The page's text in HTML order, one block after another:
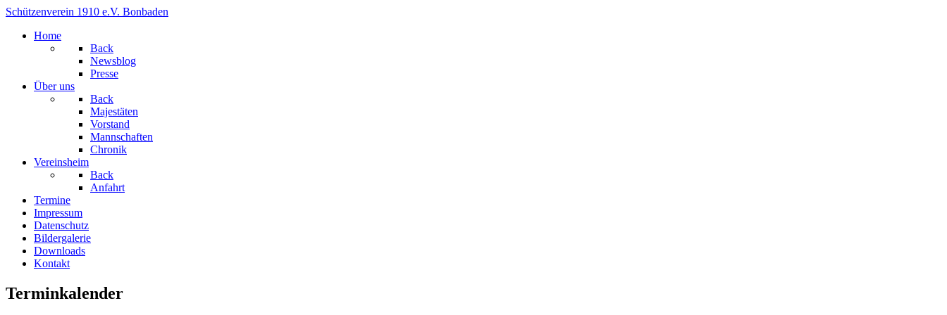
Schützenverein 1910 e.V. Bonbaden
Home
Back
Newsblog
Presse
Über uns
Back
Majestäten
Vorstand
Mannschaften
Chronik
Vereinsheim
Back
Anfahrt
Termine
Impressum
Datenschutz
Bildergalerie
Downloads
Kontakt
Terminkalender